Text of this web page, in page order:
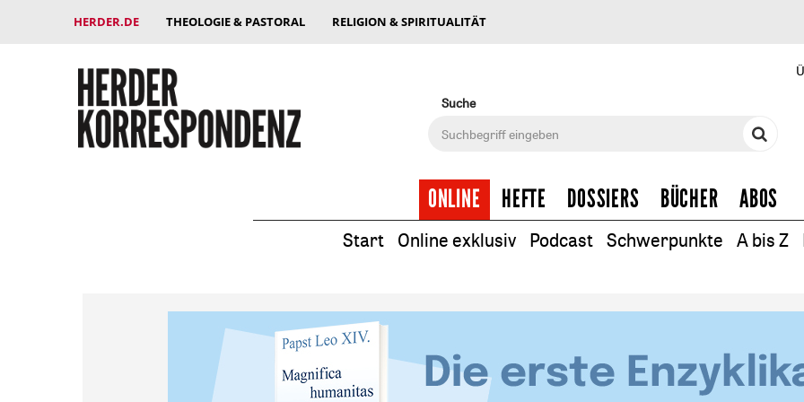
HERDER.DE THEOLOGIE & PASTORAL RELIGION & SPIRITUALITÄT
Suche
ONLINE HEFTE DOSSIERS BÜCHER ABOS
Start Online exklusiv Podcast Schwerpunkte A bis Z